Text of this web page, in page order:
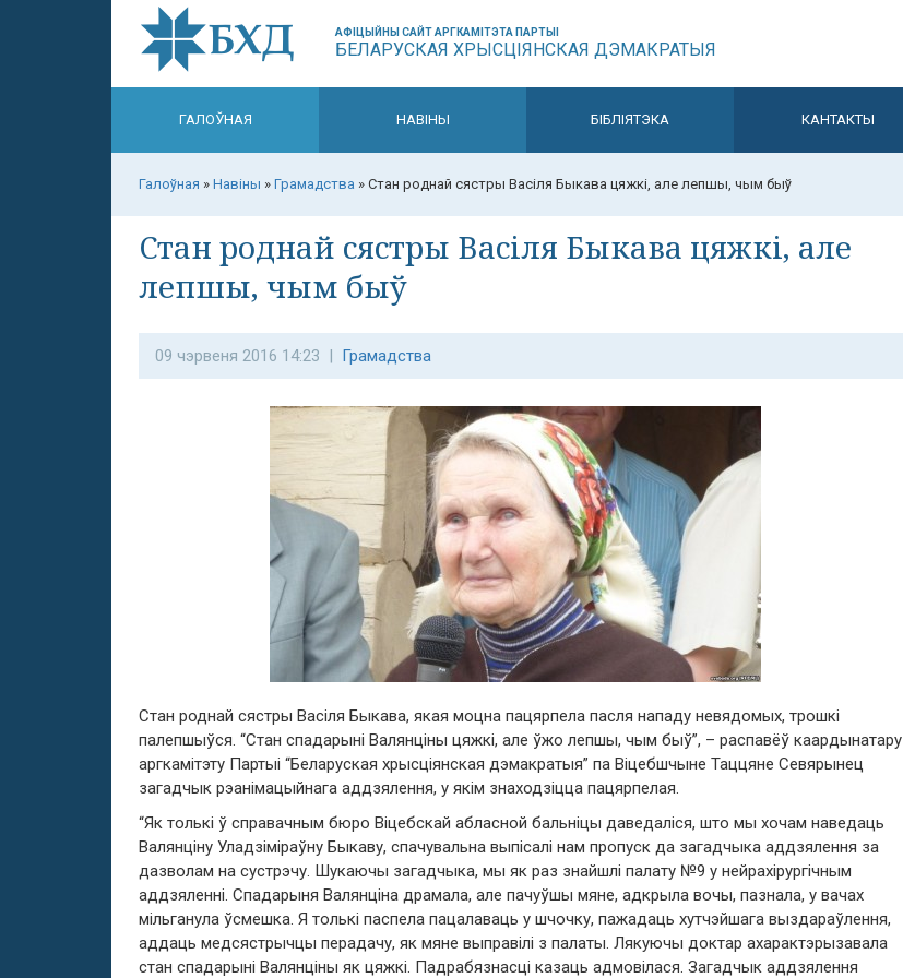
АФІЦЫЙНЫ САЙТ АРГКАМІТЭТА ПАРТЫІ
БЕЛАРУСКАЯ ХРЫСЦІЯНСКАЯ ДЭМАКРАТЫЯ
ГАЛОЎНАЯ НАВІНЫ БІБЛІЯТЭКА КАНТАКТЫ
Галоўная » Навіны » Грамадства » Стан роднай сястры Васіля Быкава цяжкі, але лепшы, чым быў
Стан роднай сястры Васіля Быкава цяжкі, але
лепшы, чым быў
09 чэрвеня 2016 14:23 | Грамадства
Стан роднай сястры Васіля Быкава, якая моцна пацярпела пасля нападу невядомых, трошкі
палепшыўся. “Стан спадарыні Валянціны цяжкі, але ўжо лепшы, чым быў”, – распавёў каардынатару
аргкамітэту Партыі “Беларуская хрысціянская дэмакратыя” па Віцебшчыне Таццяне Севярынец
загадчык рэанімацыйнага аддзялення, у якім знаходзіцца пацярпелая.
“Як толькі ў справачным бюро Віцебскай абласной бальніцы даведаліся, што мы хочам наведаць
Валянціну Уладзіміраўну Быкаву, спачувальна выпісалі нам пропуск да загадчыка аддзялення за
дазволам на сустрэчу. Шукаючы загадчыка, мы як раз знайшлі палату №9 у нейрахірургічным
аддзяленні. Спадарыня Валянціна драмала, але пачуўшы мяне, адкрыла вочы, пазнала, у вачах
мільганула ўсмешка. Я толькі паспела пацалаваць у шчочку, пажадаць хутчэйшага выздараўлення,
аддаць медсястрычцы перадачу, як мяне выправілі з палаты. Лякуючы доктар ахарактэрызавала
стан спадарыні Валянціны як цяжкі. Падрабязнасці казаць адмовілася. Загадчык аддзялення